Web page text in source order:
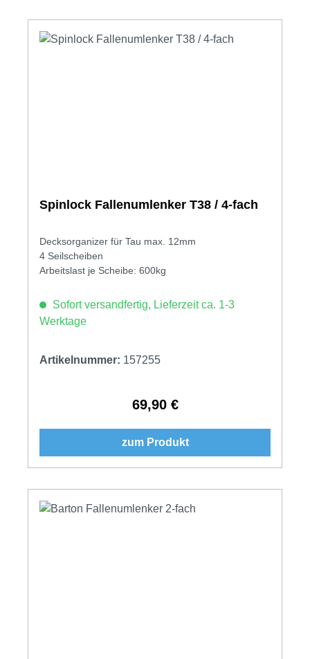
Spinlock Fallenumlenker T38 / 4-fach
Decksorganizer für Tau max. 12mm
4 Seilscheiben
Arbeitslast je Scheibe: 600kg
Sofort versandfertig, Lieferzeit ca. 1-3
Werktage
Artikelnummer: 157255
Regulärer Preis:
69,90 €
zum Produkt